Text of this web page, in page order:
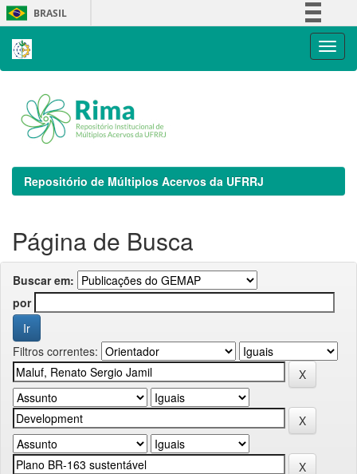
Skip
navigation
BRASIL
Repositório de Múltiplos Acervos da UFRRJ
Página de Busca
Buscar em:
por
Filtros correntes: